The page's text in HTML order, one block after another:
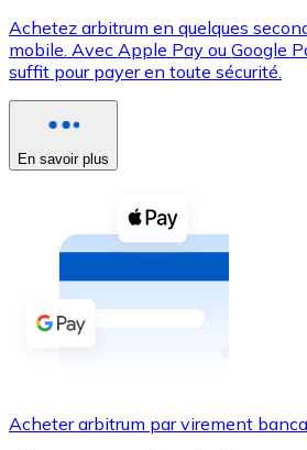
XRP
XRP
Voir toutes
Coupons crypto
Achetez des cryptomonnaies
Acheter avec espèces
Virement SEPA
Achetez arbitrum en quelques
mobile. Avec Apple Pay ou Google
suffit pour payer en toute sécurité.
En savoir plus
Acheter arbitrum par virement